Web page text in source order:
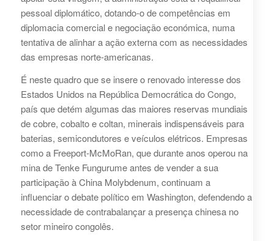
pessoal diplomático, dotando‑o de competências em
diplomacia comercial e negociação económica, numa
tentativa de alinhar a ação externa com as necessidades
das empresas norte‑americanas.
É neste quadro que se insere o renovado interesse dos
Estados Unidos na República Democrática do Congo,
país que detém algumas das maiores reservas mundiais
de cobre, cobalto e coltan, minerais indispensáveis para
baterias, semicondutores e veículos elétricos. Empresas
como a Freeport‑McMoRan, que durante anos operou na
mina de Tenke Fungurume antes de vender a sua
participação à China Molybdenum, continuam a
influenciar o debate político em Washington, defendendo a
necessidade de contrabalançar a presença chinesa no
setor mineiro congolês.